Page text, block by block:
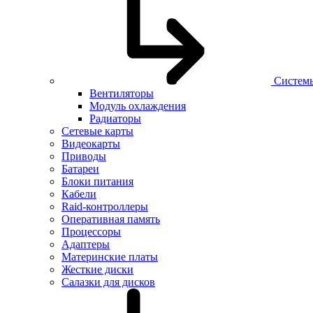
Вентиляторы
Модуль охлаждения
Радиаторы
Сетевые карты
Видеокарты
Приводы
Батареи
Блоки питания
Кабели
Raid-контроллеры
Оперативная память
Процессоры
Адаптеры
Материнские платы
Жесткие диски
Салазки для дисков